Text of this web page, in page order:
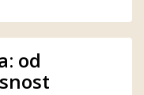
od